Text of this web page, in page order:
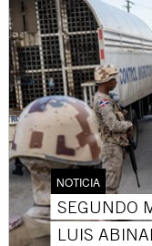
NOTICIA
SEGUNDO
LUIS